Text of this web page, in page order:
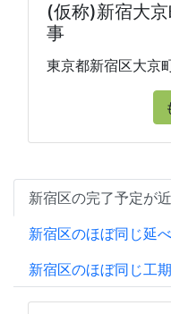
(仮称)新宿大
事
東京都新宿区大京
新宿区の完了予定が
新宿区のほぼ同じ延
新宿区のほぼ同じ工